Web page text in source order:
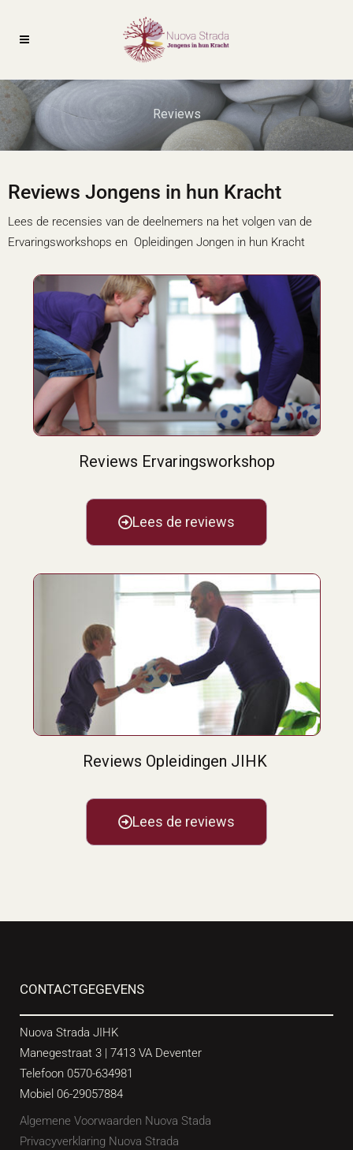
Reviews
Reviews Jongens in hun Kracht
Lees de recensies van de deelnemers na het volgen van de
Ervaringsworkshops en Opleidingen Jongen in hun Kracht
Reviews Ervaringsworkshop
Lees de reviews
Reviews Opleidingen JIHK
Lees de reviews
CONTACTGEGEVENS
Nuova Strada JIHK
Manegestraat 3 | 7413 VA Deventer
Telefoon 0570-634981
Mobiel 06-29057884
Algemene Voorwaarden Nuova Stada
Privacyverklaring Nuova Strada